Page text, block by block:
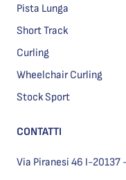
Pista Lunga
Short Track
Curling
Wheelchair Curling
Stock Sport
CONTATTI
Via Piranesi 46 I-20137